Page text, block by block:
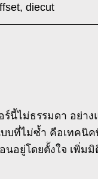
diecut
ร์นี้ไม่ธรรมดา อย่
บบที่ไม่ซ้ำ คือเทคนิ
นอยู่โดยตั้งใจ เพิ่